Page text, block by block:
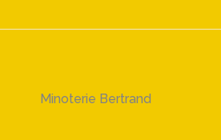
Minoterie Bertrand